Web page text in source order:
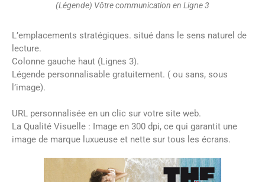
(Légende) Vôtre communication en Ligne 3
L’emplacements stratégiques. situé dans le sens naturel de
lecture.
Colonne gauche haut (Lignes 3).
Légende personnalisable gratuitement. ( ou sans, sous
l’image).
URL personnalisée en un clic sur votre site web.
La Qualité Visuelle : Image en 300 dpi, ce qui garantit une
image de marque luxueuse et nette sur tous les écrans.